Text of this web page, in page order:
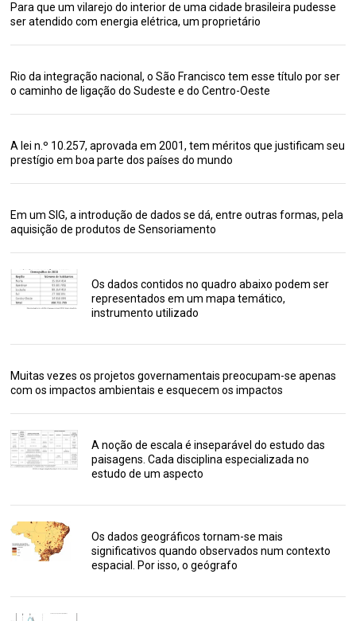
Para que um vilarejo do interior de uma cidade brasileira pudesse
ser atendido com energia elétrica, um proprietário
Rio da integração nacional, o São Francisco tem esse título por ser
o caminho de ligação do Sudeste e do Centro-Oeste
A lei n.º 10.257, aprovada em 2001, tem méritos que justificam seu
prestígio em boa parte dos países do mundo
Em um SIG, a introdução de dados se dá, entre outras formas, pela
aquisição de produtos de Sensoriamento
Os dados contidos no quadro abaixo podem ser
representados em um mapa temático,
instrumento utilizado
Muitas vezes os projetos governamentais preocupam-se apenas
com os impactos ambientais e esquecem os impactos
A noção de escala é inseparável do estudo das
paisagens. Cada disciplina especializada no
estudo de um aspecto
Os dados geográficos tornam-se mais
significativos quando observados num contexto
espacial. Por isso, o geógrafo